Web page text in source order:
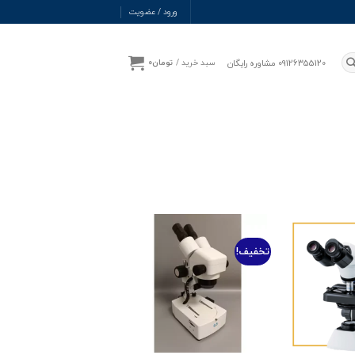
ورود / عضویت
09126355120 مشاوره رایگان سبد خرید / تومان0
تخفیف!